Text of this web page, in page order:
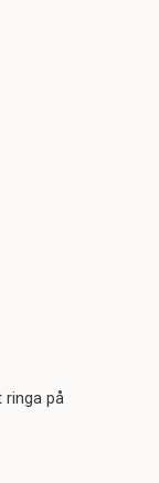
ringa på